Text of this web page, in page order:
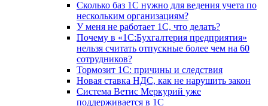
Сколько баз 1C нужно для ведения учета по
нескольким организациям?
У меня не работает 1С, что делать?
Почему в «1С:Бухгалтерия предприятия»
нельзя считать отпускные более чем на 60
сотрудников?
Тормозит 1C: причины и следствия
Новая ставка НДС, как не нарушить закон
Система Ветис Меркурий уже
поддерживается в 1С